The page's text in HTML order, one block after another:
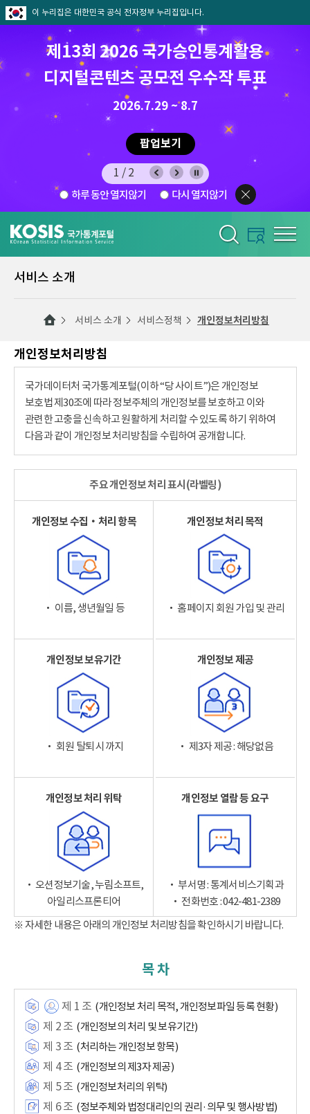
이 누리집은 대한민국 공식 전자정부 누리집입니다.
제13회 2026 국가승인통계활용
디지털콘텐츠 공모전 우수작 투표
2026.7.29 ~ 8.7
팝업보기
8월 통계찾기 퀴즈이벤트
8.7.(금) ~ 8.21.(금)
2/2
하루 동안 열지않기 다시 열지않기
서비스 소개
서비스 소개 서비스정책 개인정보처리방침
개인정보처리방침
국가데이터처 국가통계포털(이하 “당 사이트”)은 개인정보
보호법 제30조에 따라 정보주체의 개인정보를 보호하고 이와
관련한 고충을 신속하고 원활하게 처리할 수 있도록 하기 위하여
다음과 같이 개인정보 처리방침을 수립하여 공개합니다.
주요 개인정보 처리 표시(라벨링)
개인정보 수집‧처리 항목
‧ 이름, 생년월일 등
개인정보 처리 목적
‧ 홈페이지 회원 가입 및 관리
개인정보 보유기간
‧ 회원 탈퇴 시까지
개인정보 제공
‧ 제3자 제공 : 해당없음
개인정보 처리 위탁
‧ 오션정보기술, 누림소프트,
아일리스프론티어
개인정보 열람 등 요구
‧ 부서명 : 통계서비스기획과
‧ 전화번호 : 042-481-2389
※ 자세한 내용은 아래의 개인정보 처리방침을 확인하시기 바랍니다.
목 차
제 1 조 (개인정보 처리 목적, 개인정보파일 등록 현황)
제 2 조 (개인정보의 처리 및 보유기간)
제 3 조 (처리하는 개인정보 항목)
제 4 조 (개인정보의 제3자 제공)
제 5 조 (개인정보처리의 위탁)
제 6 조 (정보주체와 법정대리인의 권리·의무 및 행사방법)